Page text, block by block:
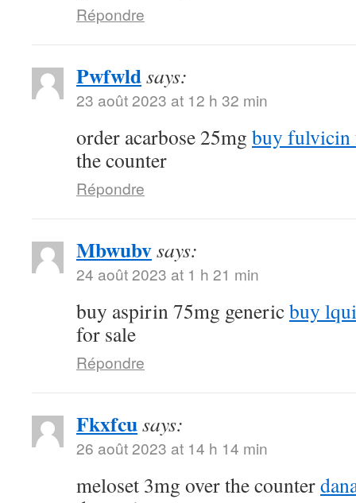
Répondre
Pwfwldsays:
23 août 2023 at 12 h 32 min
order acarbose 25mg buy fulvicin
the counter
Répondre
Mbwubvsays:
24 août 2023 at 1 h 21 min
buy aspirin 75mg genericbuy
for sale
Répondre
Fkxfcusays:
26 août 2023 at 14 h 14 min
meloset 3mg over the counter